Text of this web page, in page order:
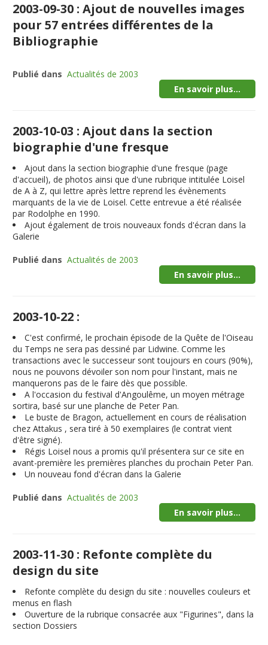
2003-09-30 : Ajout de nouvelles images
pour 57 entrées différentes de la
Bibliographie
Publié dans Actualités de 2003
En savoir plus...
2003-10-03 : Ajout dans la section
biographie d'une fresque
Ajout dans la section biographie d'une fresque (page
d'accueil), de photos ainsi que d'une rubrique intitulée Loisel
de A à Z, qui lettre après lettre reprend les évènements
marquants de la vie de Loisel. Cette entrevue a été réalisée
par Rodolphe en 1990.
Ajout également de trois nouveaux fonds d'écran dans la
Galerie
Publié dans Actualités de 2003
En savoir plus...
2003-10-22 :
C'est confirmé, le prochain épisode de la Quête de l'Oiseau
du Temps ne sera pas dessiné par Lidwine. Comme les
transactions avec le successeur sont toujours en cours (90%),
nous ne pouvons dévoiler son nom pour l'instant, mais ne
manquerons pas de le faire dès que possible.
A l'occasion du festival d'Angoulême, un moyen métrage
sortira, basé sur une planche de Peter Pan.
Le buste de Bragon, actuellement en cours de réalisation
chez Attakus , sera tiré à 50 exemplaires (le contrat vient
d'être signé).
Régis Loisel nous a promis qu'il présentera sur ce site en
avant-première les premières planches du prochain Peter Pan.
Un nouveau fond d'écran dans la Galerie
Publié dans Actualités de 2003
En savoir plus...
2003-11-30 : Refonte complète du
design du site
Refonte complète du design du site : nouvelles couleurs et
menus en flash
Ouverture de la rubrique consacrée aux "Figurines", dans la
section Dossiers